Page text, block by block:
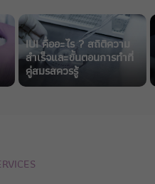
IUI คืออะไร ? สถิติความ
สำเร็จและขั้นตอนการทำที่
คู่สมรสควรรู้